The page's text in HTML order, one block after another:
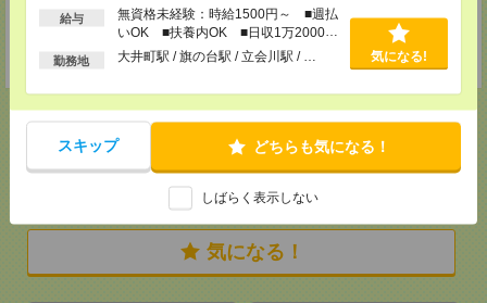
給与
無資格未経験：時給1500円～ ■週払
いOK ■扶養内OK ■日収1万2000円
以上
勤務地 大井町駅 / 旗の台駅 / 立会川駅 / … 気になる!
スキップ どちらも気になる！
しばらく表示しない
〒370-0849
群馬県高崎市八島町58-1 ウエストワンビル8F 高崎駅徒歩1分
TEL：050-3666-0128
担当：「エンのサイトを見た」とお伝えください
応募ページへ
気になる！